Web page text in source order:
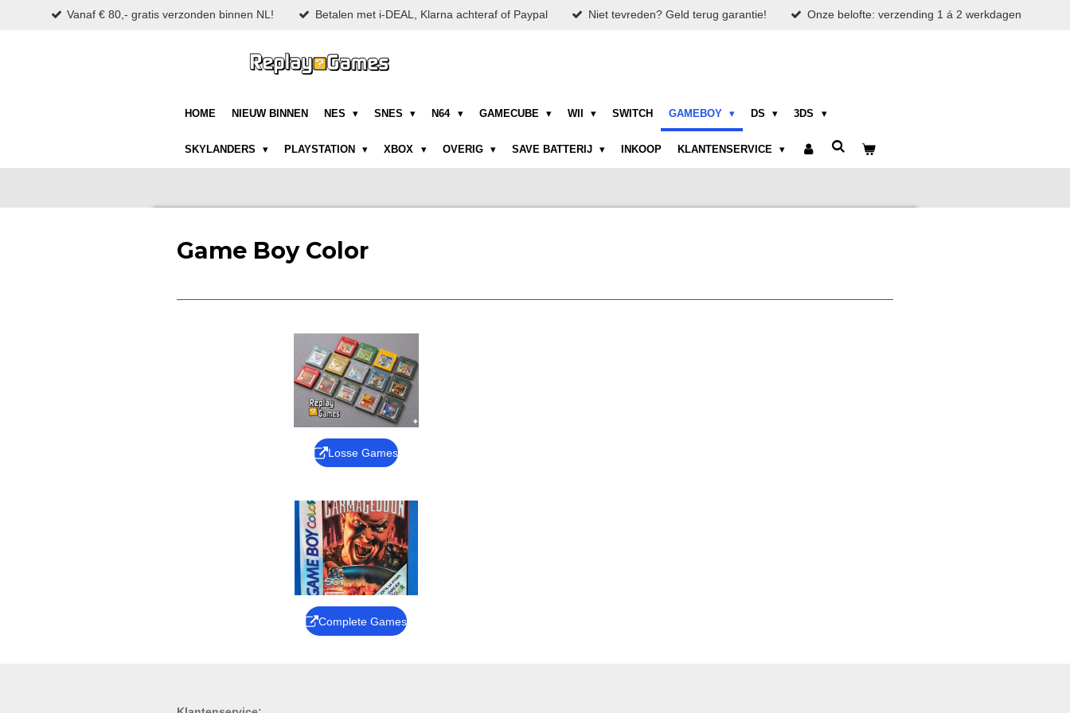
Vanaf € 80,- gratis verzonden binnen NL! Betalen met i-DEAL, Klarna achteraf of Paypal Niet tevreden? Geld terug garantie! Onze belofte: verzending 1 á 2 werkdagen
HOME NIEUW BINNEN NES SNES N64 GAMECUBE WII SWITCH GAMEBOY DS 3DS
SKYLANDERS PLAYSTATION XBOX OVERIG SAVE BATTERIJ INKOOP KLANTENSERVICE
Game Boy Color
Losse Games
Complete Games